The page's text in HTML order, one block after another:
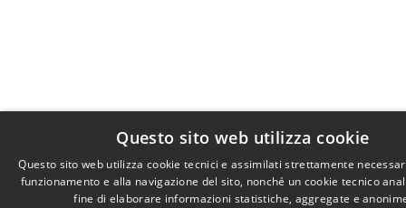
Questo sito web utilizza cookie
Questo sito web utilizza cookie tecnici e assimilati strettamente
funzionamento e alla navigazione del sito, nonché un cookie tecnico
fine di elaborare informazioni statistiche, aggregate e